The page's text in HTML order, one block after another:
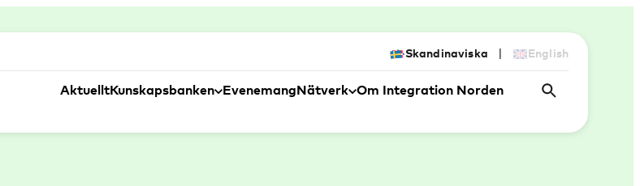
Skandinaviska | English
AktuelltKunskapsbanken EvenemangNätverk Om Integration Norden